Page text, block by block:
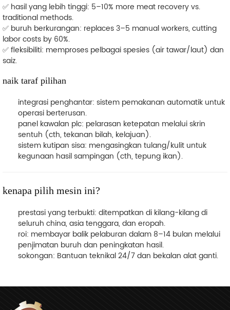
✅ hasil yang lebih tinggi: 5–10% more meat recovery vs.
traditional methods.
✅ buruh berkurangan: replaces 3–5 manual workers, cutting
labor costs by 60%.
✅fleksibiliti: memproses pelbagai spesies (air tawar/laut) dan
saiz.
naik taraf pilihan
integrasi penghantar: sistem pemakanan automatik untuk
operasi berterusan.
panel kawalan plc: pelarasan ketepatan melalui skrin
sentuh (cth, tekanan bilah, kelajuan).
sistem kutipan sisa: mengasingkan tulang/kulit untuk
kegunaan hasil sampingan (cth, tepung ikan).
kenapa pilih mesin ini?
prestasi yang terbukti: ditempatkan di kilang-kilang di
seluruh china, asia tenggara, dan eropah.
roi: membayar balik pelaburan dalam 8–14 bulan melalui
penjimatan buruh dan peningkatan hasil.
sokongan: Bantuan teknikal 24/7 dan bekalan alat ganti.